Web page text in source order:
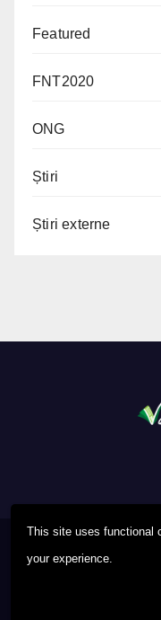
This site uses functional
your experience.
Featured
FNT2020
ONG
Știri
Știri externe
Proudly powered by